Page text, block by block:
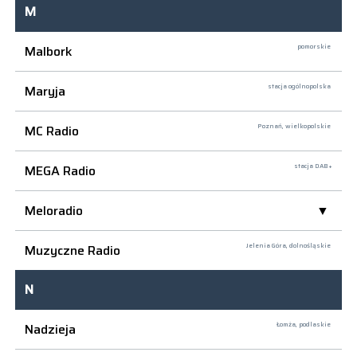
M
Malbork
pomorskie
Maryja stacja ogólnopolska
MC Radio Poznań, wielkopolskie
MEGA Radio stacja DAB+
Meloradio
Muzyczne Radio
Jelenia Góra, dolnośląskie
N
Nadzieja
Łomża, podlaskie